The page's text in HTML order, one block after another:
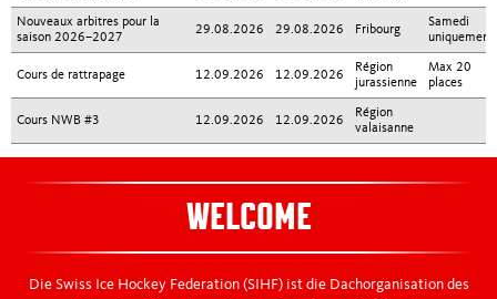
Nouveaux arbitres pour la
saison 2026–2027
29.08.2026 29.08.2026 Fribourg
Samedi
uniquement
Cours de rattrapage 12.09.2026 12.09.2026
Région
jurassienne
Max 20
places
Cours NWB #3 12.09.2026 12.09.2026
Région
valaisanne
WELCOME
Die Swiss Ice Hockey Federation (SIHF) ist die Dachorganisation des